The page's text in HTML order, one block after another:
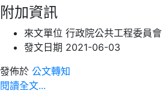
附加資訊
來文單位 行政院公共工程委員會
發文日期 2021-06-03
發佈於 公文轉知
閱讀全文...